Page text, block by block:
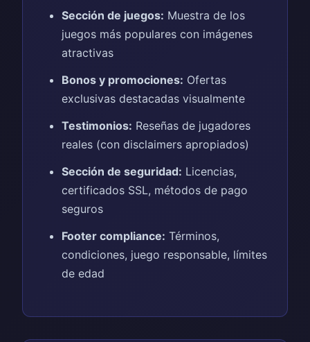
Sección de juegos: Muestra de los
juegos más populares con imágenes
atractivas
Bonos y promociones: Ofertas
exclusivas destacadas visualmente
Testimonios: Reseñas de jugadores
reales (con disclaimers apropiados)
Sección de seguridad: Licencias,
certificados SSL, métodos de pago
seguros
Footer compliance: Términos,
condiciones, juego responsable, límites
de edad